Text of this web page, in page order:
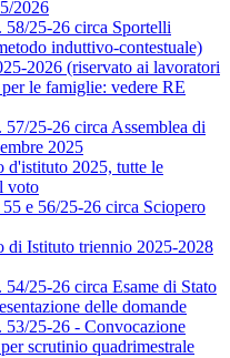
2026
58/25-26 circa Sportelli
induttivo-contestuale)
2026 (riservato ai lavoratori
le famiglie: vedere RE
25-26 circa Assemblea di
2025
d'istituto 2025, tutte le
voto
e 56/25-26 circa Sciopero
di Istituto triennio 2025-2028
25-26 circa Esame di Stato
delle domande
53/25-26 - Convocazione
scrutinio quadrimestrale